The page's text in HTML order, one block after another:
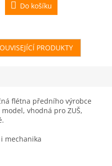
Do košíku
PRODUKTY
flétna předního výrobce
vhodná pro ZUŠ,
mechanika